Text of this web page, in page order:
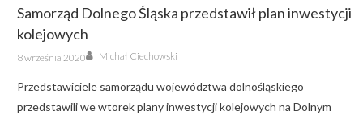
Samorząd Dolnego Śląska przedstawił plan inwestycji
kolejowych
Posted
on
8 września 2020 Author
Michał Ciechowski
Przedstawiciele samorządu województwa dolnośląskiego
przedstawili we wtorek plany inwestycji kolejowych na Dolnym